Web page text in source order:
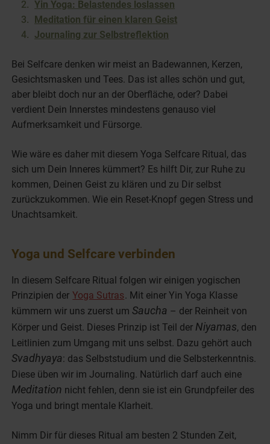
Yin Yoga: Belastendes loslassen
Meditation für einen klaren Geist
Journaling zur Selbstreflektion
Bei Selfcare denken wir meist an Badewannen, Kerzen,
Gesichtsmasken und Tees. Das ist alles schön und gut,
aber bleibt doch nur an der Oberfläche, oder? Dabei
verdient Dein Innerstes mindestens genauso viel
Aufmerksamkeit und Fürsorge.
Wie wäre es daher mit diesem Yoga Selfcare Ritual, das
sich um Dein Inneres kümmert? Es hilft Dir, zur Ruhe zu
kommen, Deinen Geist zu klären und zu Dir selbst
zurückzukommen. Wie ein Reset-Knopf gegen Stress und
Unachtsamkeit.
Yoga und Selfcare verbinden
In diesem Selfcare Ritual folgen wir einigen yogischen
Prinzipien der Yoga Sutras. Mit einer Yin Yoga Klasse
kümmern wir uns zuerst umSaucha – der Reinheit von
Körper und Geist. Dieses Prinzip ist Teil der Niyamas, den
Leitlinien zum Umgang mit uns selbst. Dazu gehört auch
Svadhyaya: das Selbststudium und die Selbsterkenntnis.
Diese üben wir im Journaling. Natürlich darf auch eine
Meditation nicht fehlen, denn sie ist ein Grundpfeiler des
Yoga und bringt mentale Klarheit.
Nimm Dir für dieses Ritual am besten 2 Stunden Zeit,